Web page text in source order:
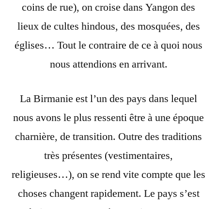
coins de rue), on croise dans Yangon des
lieux de cultes hindous, des mosquées, des
églises… Tout le contraire de ce à quoi nous
nous attendions en arrivant.
La Birmanie est l’un des pays dans lequel
nous avons le plus ressenti être à une époque
charnière, de transition. Outre des traditions
très présentes (vestimentaires,
religieuses…), on se rend vite compte que les
choses changent rapidement. Le pays s’est